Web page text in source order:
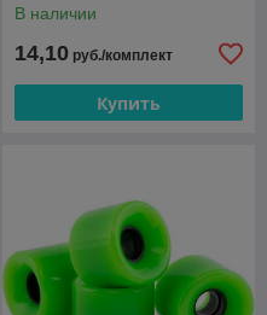
В наличии
14,10 руб./комплект
Купить